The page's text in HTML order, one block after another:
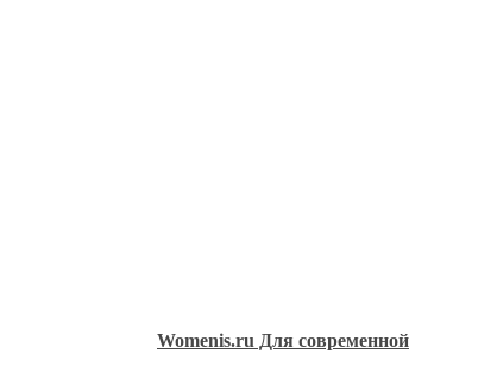
Womenis.ru Для современной